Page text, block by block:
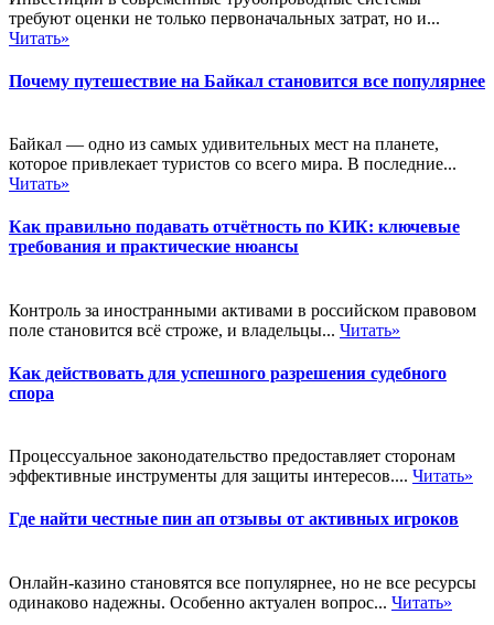
требуют оценки не только первоначальных затрат, но и...
Читать»
Почему путешествие на Байкал становится все популярнее
Байкал — одно из самых удивительных мест на планете,
которое привлекает туристов со всего мира. В последние...
Читать»
Как правильно подавать отчётность по КИК: ключевые
требования и практические нюансы
Контроль за иностранными активами в российском правовом
поле становится всё строже, и владельцы... Читать»
Как действовать для успешного разрешения судебного
спора
Процессуальное законодательство предоставляет сторонам
эффективные инструменты для защиты интересов.... Читать»
Где найти честные пин ап отзывы от активных игроков
Онлайн-казино становятся все популярнее, но не все ресурсы
одинаково надежны. Особенно актуален вопрос... Читать»